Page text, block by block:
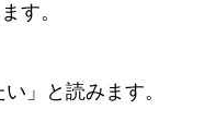
す。
」と読みます。